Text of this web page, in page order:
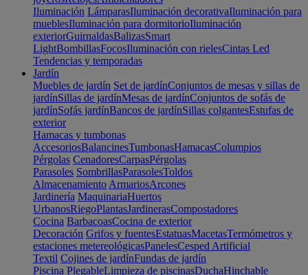
Iluminación LámparasIluminación decorativaIluminación para
mueblesIluminación para dormitorioIluminación
exteriorGuirnaldasBalizasSmart
LightBombillasFocosIluminación con rielesCintas Led
Tendencias y temporadas
Jardín
Muebles de jardín Set de jardínConjuntos de mesas y sillas de
jardínSillas de jardínMesas de jardínConjuntos de sofás de
jardínSofás jardínBancos de jardínSillas colgantesEstufas de
exterior
Hamacas y tumbonas
AccesoriosBalancinesTumbonasHamacasColumpios
Pérgolas CenadoresCarpasPérgolas
Parasoles SombrillasParasolesToldos
Almacenamiento ArmariosArcones
Jardinería MaquinariaHuertos
UrbanosRiegoPlantasJardinerasCompostadores
Cocina BarbacoasCocina de exterior
Decoración Grifos y fuentesEstatuasMacetasTermómetros y
estaciones metereológicasPanelesCesped Artificial
Textil Cojines de jardínFundas de jardín
Piscina PlegableLimpieza de piscinasDuchaHinchable